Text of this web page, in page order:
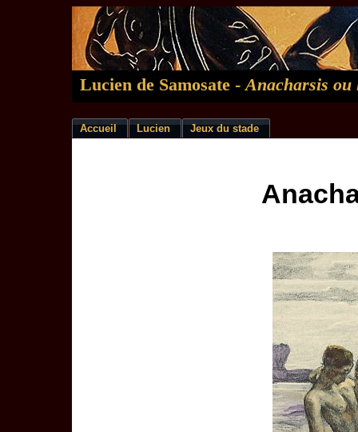
Lucien de Samosate -Anacharsis ou
Accueil Lucien Jeux du stade